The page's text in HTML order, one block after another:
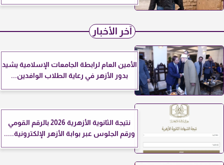
آخر الأخبار
الأمين العام لرابطة الجامعات الإسلامية يشيد
بدور الأزهر في رعاية الطلاب الوافدين...
نتيجة الثانوية الأزهرية 2026 بالرقم القومي
ورقم الجلوس عبر بوابة الأزهر الإلكترونية.....